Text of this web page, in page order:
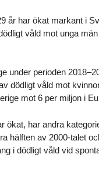
år har ökat markant i
våld mot unga
under perioden
dödligt våld mot
mot 6 per miljon i
ökat, har andra
hälften av 2000-talet
i dödligt våld vid